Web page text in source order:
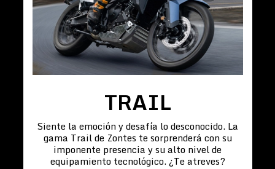
TRAIL
Siente la emoción y desafía lo desconocido. La
gama Trail de Zontes te sorprenderá con su
imponente presencia y su alto nivel de
equipamiento tecnológico. ¿Te atreves?